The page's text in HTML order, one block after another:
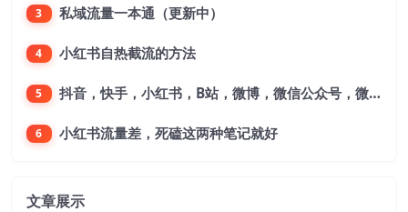
3 私域流量一本通（更新中）
4 小红书自热截流的方法
5 抖音，快手，小红书，B站，微博，微信公众号，微信视频号。每一个平台，都是不一样的机会，对应不一样的赚钱思路
6 小红书流量差，死磕这两种笔记就好
文章展示